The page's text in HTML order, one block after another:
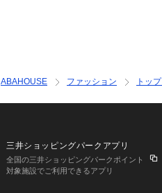
ABAHOUSE ファッション トッ
三井ショッピングパークアプリ
全国の三井ショッピングパークポイント
対象施設でご利用できるアプリ